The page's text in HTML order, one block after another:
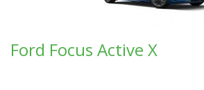
Ford Focus Active X